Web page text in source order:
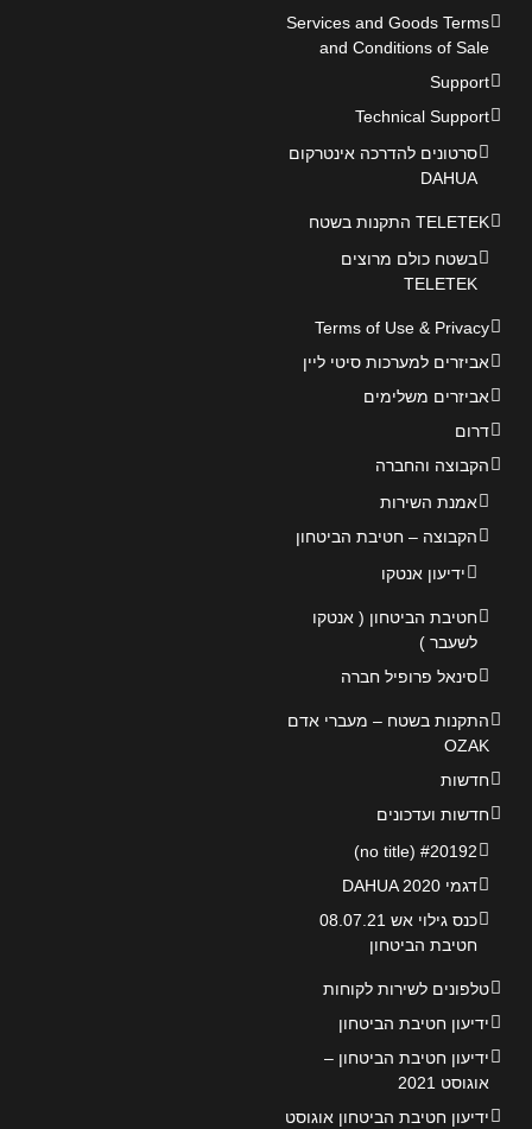
Services and Goods Terms
and Conditions of Sale
Support
Technical Support
סרטונים להדרכה אינטרקום
DAHUA
TELETEK התקנות בשטח
בשטח כולם מרוצים
TELETEK
Terms of Use & Privacy
אביזרים למערכות סיטי ליין
אביזרים משלימים
דרום
הקבוצה והחברה
אמנת השירות
הקבוצה – חטיבת הביטחון
ידיעון אנטקו
חטיבת הביטחון ( אנטקו
לשעבר )
סינאל פרופיל חברה
התקנות בשטח – מעברי אדם
OZAK
חדשות
חדשות ועדכונים
#20192 (no title)
דגמי DAHUA 2020
כנס גילוי אש 08.07.21
חטיבת הביטחון
טלפונים לשירות לקוחות
ידיעון חטיבת הביטחון
ידיעון חטיבת הביטחון –
אוגוסט 2021
ידיעון חטיבת הביטחון אוגוסט